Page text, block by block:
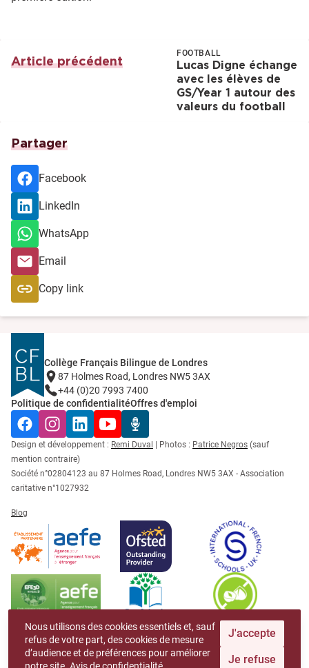
Article précédent
FOOTBALL
Lucas Digne échange
avec les élèves de
GS/Year 1 autour des
valeurs du football
Partager
Facebook
LinkedIn
WhatsApp
Email
Copy link
Collège Français Bilingue de Londres
87 Holmes Road, Londres NW5 3AX
+44 (0)20 7993 7400
Politique de confidentialitéOffres d'emploi
FacebookInstagramLinkedInYouTubeRadio Récré
Design et développement : Remi Duval | Photos : Patrice Negros (sauf
mention contraire)
Société n°02804123 au 87 Holmes Road, Londres NW5 3AX - Association
caritative n°1027932
Blog
Nous utilisons des cookies essentiels et, sauf
refus de votre part, des cookies de mesure
d’audience et de préférences pour améliorer
J'accepte
Je refuse